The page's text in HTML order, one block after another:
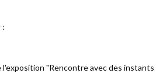
:
l'exposition "Rencontre avec des instants